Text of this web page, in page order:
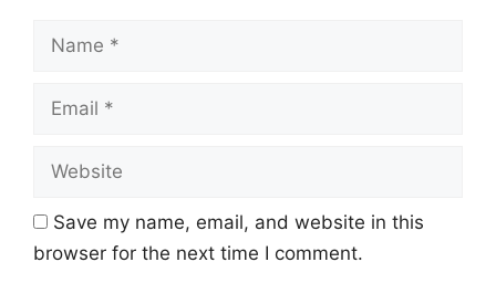
Name
Email
Website
Save my name, email, and website in this
browser for the next time I comment.